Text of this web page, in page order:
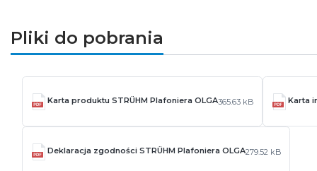
Pliki do pobrania
Karta produktu STRÜHM Plafoniera OLGA365.63 kB Karta
Deklaracja zgodności STRÜHM Plafoniera OLGA279.52 kB